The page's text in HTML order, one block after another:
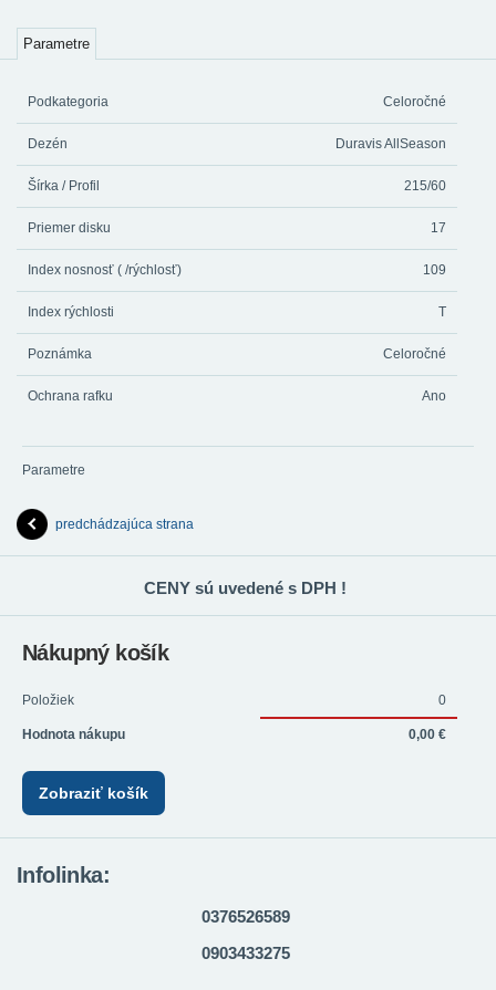
Parametre
Podkategoria Celoročné
Dezén Duravis AllSeason
Šírka / Profil 215/60
Priemer disku 17
Index nosnosť ( /rýchlosť) 109
Index rýchlosti T
Poznámka Celoročné
Ochrana rafku Ano
Parametre
predchádzajúca strana
CENY sú uvedené s DPH !
Nákupný košík
Položiek 0
Hodnota nákupu 0,00 €
Zobraziť košík
Infolinka:
0376526589
0903433275